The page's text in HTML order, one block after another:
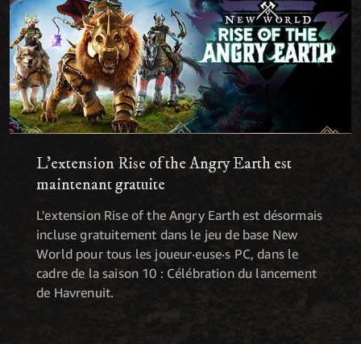
L'extension Rise of the Angry Earth est
maintenant gratuite
L'extension Rise of the Angry Earth est désormais
incluse gratuitement dans le jeu de base New
World pour tous les joueur·euse·s PC, dans le
cadre de la saison 10 : Célébration du lancement
de Havrenuit.